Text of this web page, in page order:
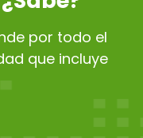
por todo el
que incluye